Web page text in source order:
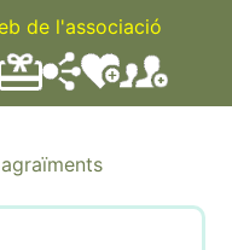
de l'associació